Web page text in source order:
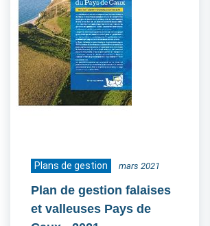
Plans de gestion mars 2021
Plan de gestion falaises
et valleuses Pays de